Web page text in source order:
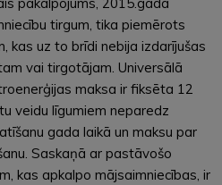
pakalpojums, 2015.gada
tirgum, tika piemērots
kas uz to brīdi nebija izdarījušas
vai tirgotājam. Universālā
maksa ir fiksēta 12
veidu līgumiem neparedz
gada laikā un maksu par
Saskaņā ar pastāvošo
kas apkalpo mājsaimniecības, ir